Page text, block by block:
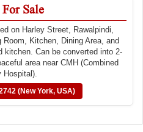
Sale
on Harley Street, Rawalpindi,
Kitchen, Dining Area, and
kitchen. Can be converted into 2-
area near CMH (Combined
Hospital).
(New York, USA)